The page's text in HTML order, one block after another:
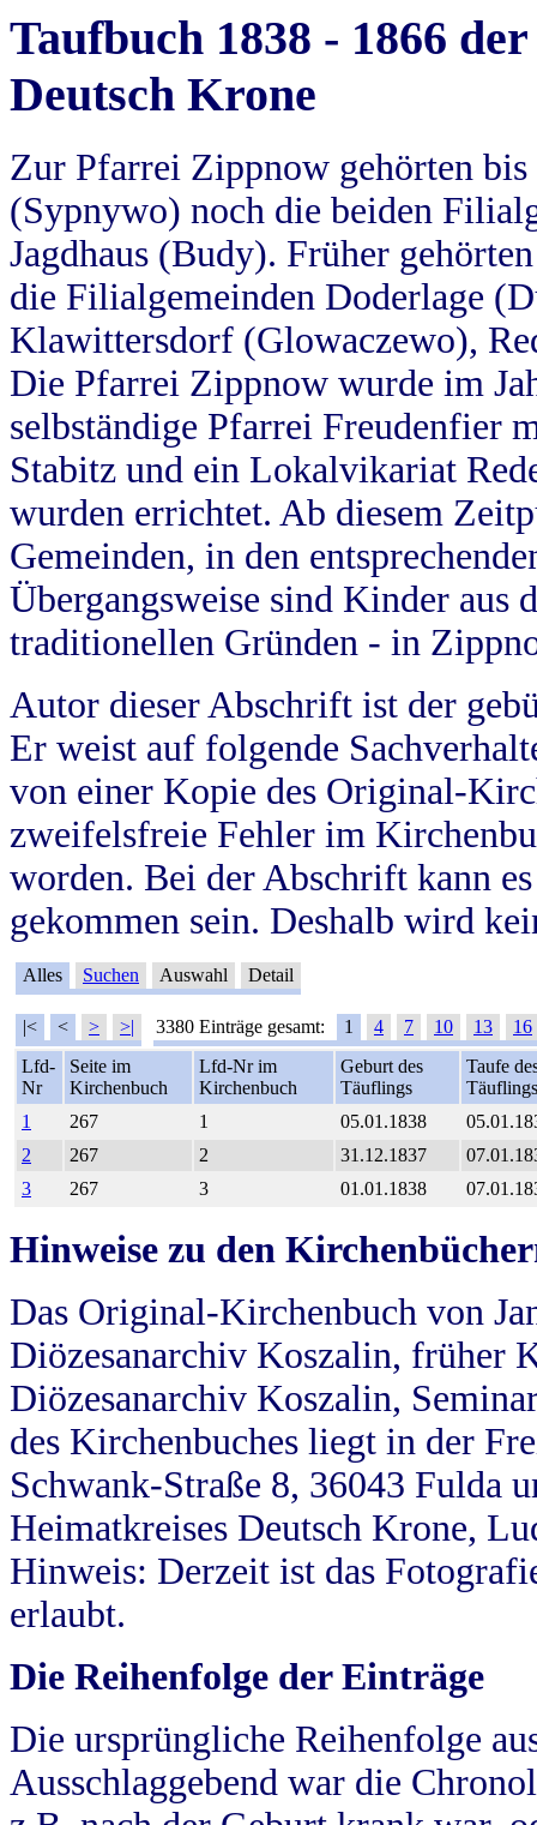
Taufbuch 1838 - 1866
Deutsch Krone
Zur Pfarrei Zippnow gehörten
(Sypnywo) noch die beiden
Jagdhaus (Budy). Früher
die Filialgemeinden Doderlage
Klawittersdorf (Glowaczewo),
Die Pfarrei Zippnow wurde im
selbständige Pfarrei Freudenfier
Stabitz und ein Lokalvikariat
wurden errichtet. Ab diesem
Gemeinden, in den
Übergangsweise sind Kinder aus
traditionellen Gründen - in
Autor dieser Abschrift ist der
Er weist auf folgende
von einer Kopie des Original-
zweifelsfreie Fehler im
worden. Bei der Abschrift kann
gekommen sein. Deshalb wird
Alles Suchen Auswahl Detail
|< < > >| 3380 Einträge gesamt: 1 4 7 10 13
16
Lfd-
Nr
Seite im
Kirchenbuch
Lfd-Nr im
Kirchenbuch
Geburt des
Täuflings
Taufe
Täuflings
1
267 1 05.01.1838
2
267 2 31.12.1837
3
267 3 01.01.1838
Hinweise zu den
Das Original-Kirchenbuch von
Diözesanarchiv Koszalin, früher
Diözesanarchiv Koszalin,
des Kirchenbuches liegt in der
Schwank-Straße 8, 36043 Fulda
Heimatkreises Deutsch Krone,
Hinweis: Derzeit ist das
erlaubt.
Die Reihenfolge der Einträge
Die ursprüngliche Reihenfolge
Ausschlaggebend war die